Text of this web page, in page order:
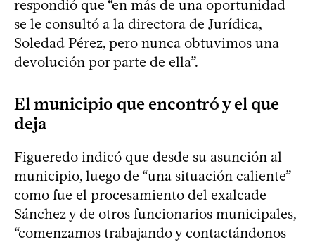
respondió que “en más de una oportunidad
se le consultó a la directora de Jurídica,
Soledad Pérez, pero nunca obtuvimos una
devolución por parte de ella”.
El municipio que encontró y el que
deja
Figueredo indicó que desde su asunción al
municipio, luego de “una situación caliente”
como fue el procesamiento del exalcade
Sánchez y de otros funcionarios municipales,
“comenzamos trabajando y contactándonos